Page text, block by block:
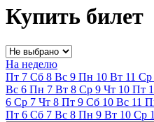
Купить билет
На неделю
Пт 7 Сб 8 Вс 9 Пн 10 Вт 11 Ср
Вс 6 Пн 7 Вт 8 Ср 9 Чт 10 Пт
6 Ср 7 Чт 8 Пт 9 Сб 10 Вс 11
Пт 6 Сб 7 Вс 8 Пн 9 Вт 10 Ср